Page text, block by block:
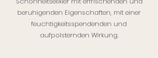
beruhigenden Eigenschaften, mit einer
feuchtigkeitsspendenden und
aufpolsternden Wirkung.